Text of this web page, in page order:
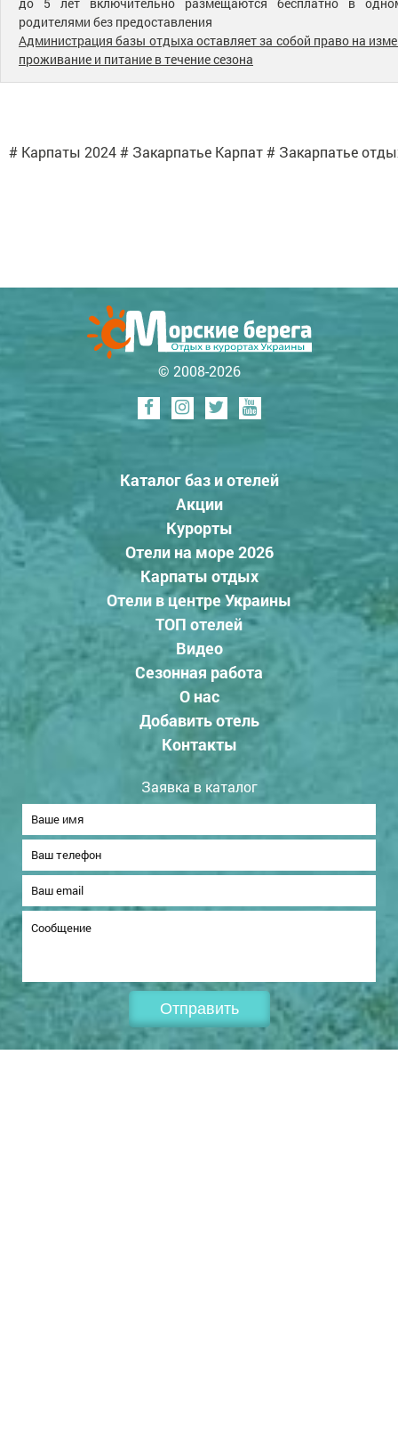
родителями без предоставления
Администрация базы отдыха оставляет за собой право на
проживание и питание в течение сезона
# Карпаты 2024 # Закарпатье Карпат # Закарпатье
© 2008-2026
Каталог баз и отелей
Акции
Курорты
Отели на море 2026
Карпаты отдых
Отели в центре Украины
ТОП отелей
Видео
Сезонная работа
О нас
Добавить отель
Контакты
Заявка в каталог
Отправить